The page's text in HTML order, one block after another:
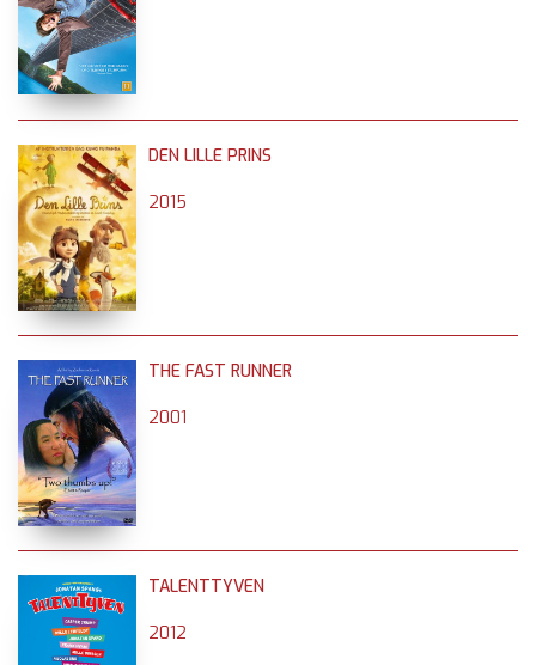
DEN LILLE PRINS
2015
THE FAST RUNNER
2001
TALENTTYVEN
2012